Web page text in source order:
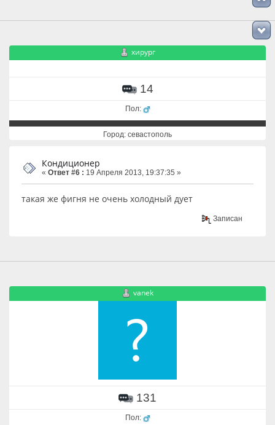
хирург
14
Пол:
Город: севастополь
Кондиционер
« Ответ #6 : 19 Апреля 2013, 19:37:35 »
такая же фигня не очень холодный дует
Записан
vanek
131
Пол: